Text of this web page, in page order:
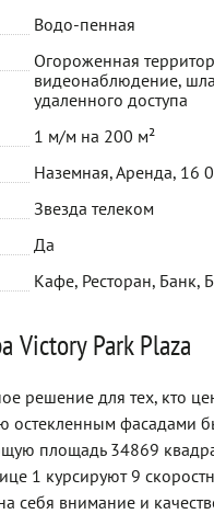
Водо-пенная
Огороженная
видеонаблюдение,
удаленного доступа
1 м/м на 200 м²
Наземная, Аренда, 16
Звезда телеком
Да
Кафе, Ресторан, Банк,
Victory Park Plaza
решение для тех, кто
остекленным фасадами
площадь 34869
1 курсируют 9
себя внимание и